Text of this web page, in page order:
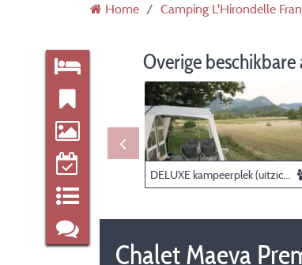
Home Camping L'Hirondelle
Overige
DELUXE kampeerplek (uitzicht op de velden & privé badkamer), personen en elektriciteit te boeken als optie
Chalet Maeva